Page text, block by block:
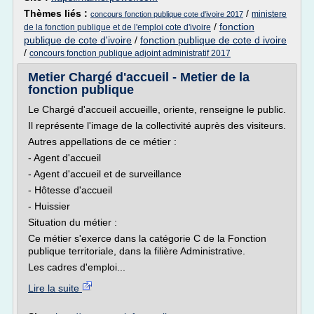
Thèmes liés : concours fonction publique cote d'ivoire 2017 / ministere
de la fonction publique et de l'emploi cote d'ivoire / fonction
publique de cote d'ivoire / fonction publique de cote d ivoire
/ concours fonction publique adjoint administratif 2017
Metier Chargé d'accueil - Metier de la
fonction publique
Le Chargé d'accueil accueille, oriente, renseigne le public.
Il représente l'image de la collectivité auprès des visiteurs.
Autres appellations de ce métier :
- Agent d'accueil
- Agent d'accueil et de surveillance
- Hôtesse d'accueil
- Huissier
Situation du métier :
Ce métier s'exerce dans la catégorie C de la Fonction
publique territoriale, dans la filière Administrative.
Les cadres d'emploi...
Lire la suite